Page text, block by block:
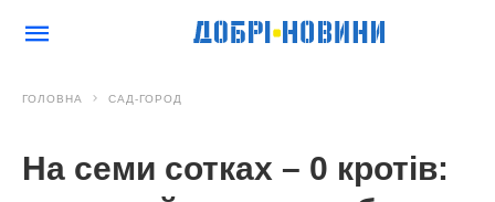
ГОЛОВНА САД-ГОРОД
На семи сотках – 0 кротів: